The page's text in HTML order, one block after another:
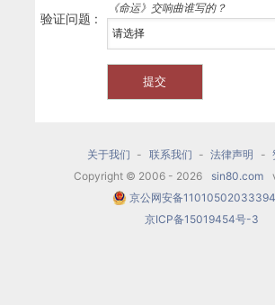
验证问题 :
《命运》交响曲谁写的？
关于我们 - 联系我们 - 法律声明 -
Copyright © 2006 - 2026
sin80.com
京公网安备
京ICP备15019454号-3